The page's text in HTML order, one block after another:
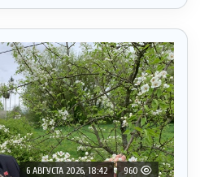
6 АВГУСТА 2026, 18:42 960